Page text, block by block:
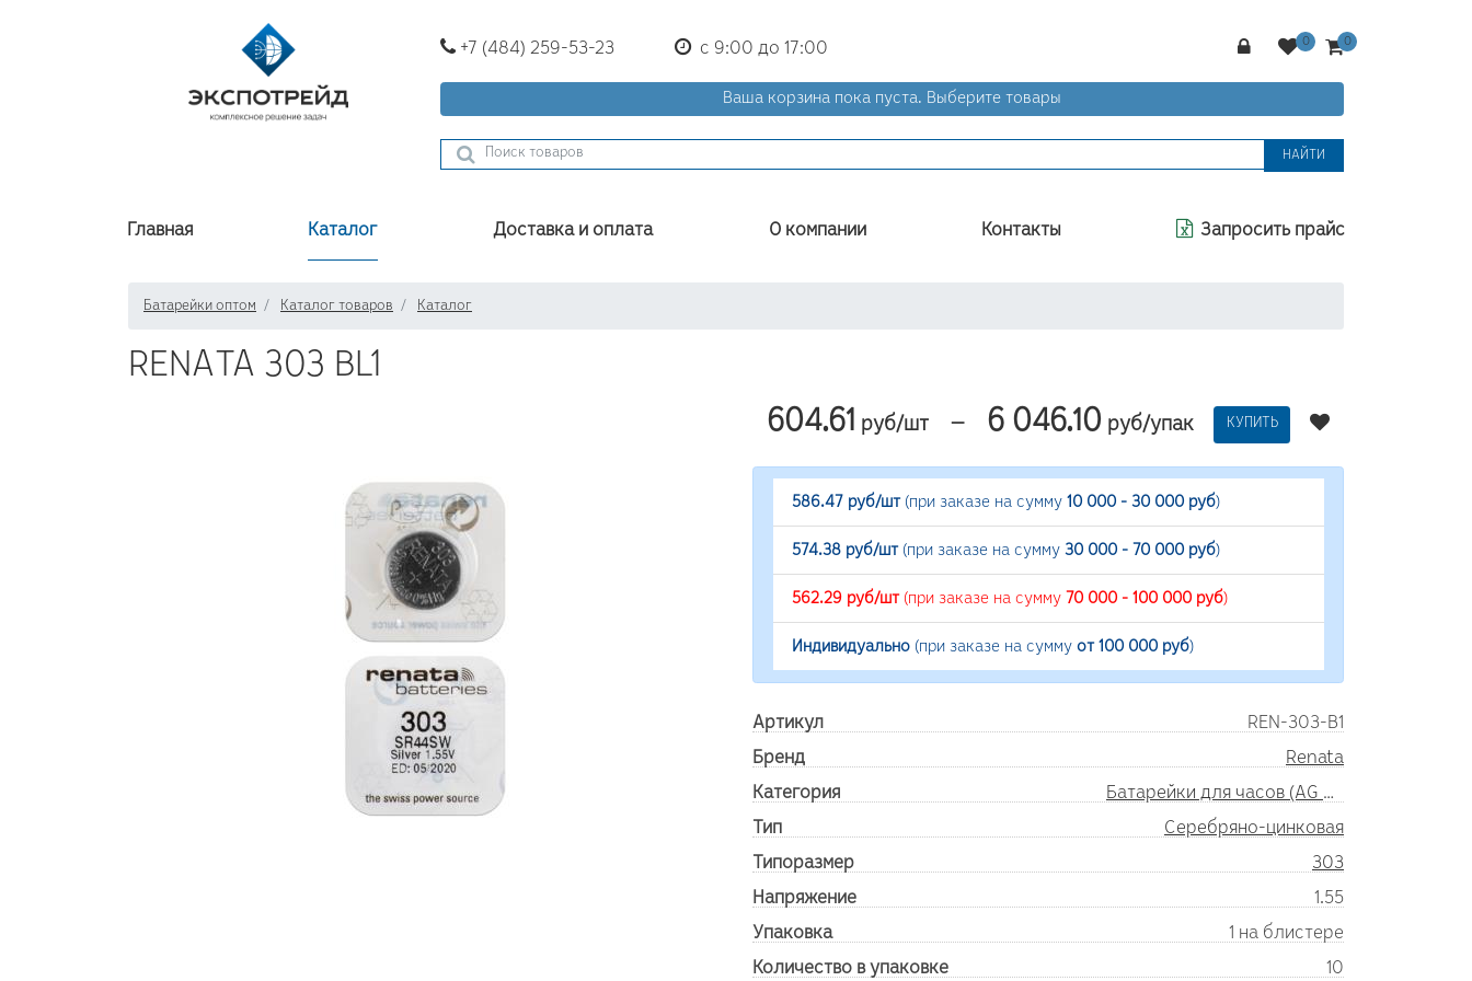
+7 (484) 259-53-23 с 9:00 до 17:00
Ваша корзина пока пуста. Выберите товары
НАЙТИ
Главная Каталог Доставка и оплата О компании Контакты Запросить прайс
Батарейки оптом Каталог товаров Каталог
RENATA 303 BL1
604.61 руб/шт — 6 046.10 руб/упак КУПИТЬ
586.47 руб/шт(при заказе на сумму 10 000 - 30 000 руб)
574.38 руб/шт(при заказе на сумму 30 000 - 70 000 руб)
562.29 руб/шт(при заказе на сумму 70 000 - 100 000 руб)
Индивидуально (при заказе на сумму от 100 000 руб)
Артикул
REN-303-B1
Бренд
Renata
Категория
Батарейки для часов (AG SR)
Тип
Серебряно-цинковая
Типоразмер
303
Напряжение
1.55
Упаковка
1 на блистере
Количество в упаковке
10